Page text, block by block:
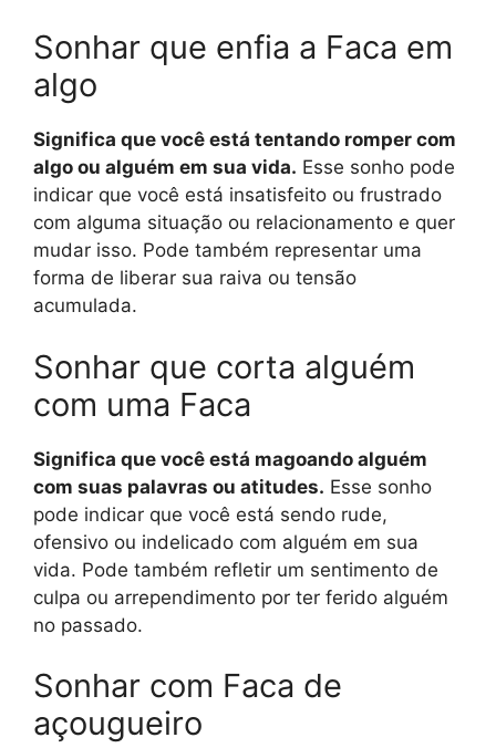
Sonhar que enfia a Faca em
algo
Significa que você está tentando romper com
algo ou alguém em sua vida. Esse sonho pode
indicar que você está insatisfeito ou frustrado
com alguma situação ou relacionamento e quer
mudar isso. Pode também representar uma
forma de liberar sua raiva ou tensão
acumulada.
Sonhar que corta alguém
com uma Faca
Significa que você está magoando alguém
com suas palavras ou atitudes. Esse sonho
pode indicar que você está sendo rude,
ofensivo ou indelicado com alguém em sua
vida. Pode também refletir um sentimento de
culpa ou arrependimento por ter ferido alguém
no passado.
Sonhar com Faca de
açougueiro